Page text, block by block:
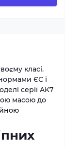
класі.
ЄС і
серії AK7
масою до